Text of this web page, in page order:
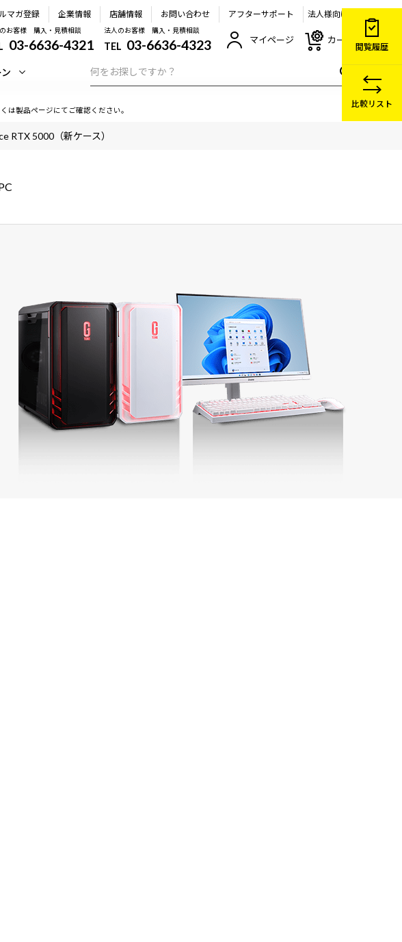
マガ登録 企業情報 店舗情報 お問い合わせ アフターサポート 法人様向け
お客様 購入・見積相談
03-6636-4321
法人のお客様 購入・見積相談
TEL 03-6636-4323 マイページ カート
は製品ページにてご確認ください。
RTX 5000（新ケース）
閲覧履歴
比較リスト